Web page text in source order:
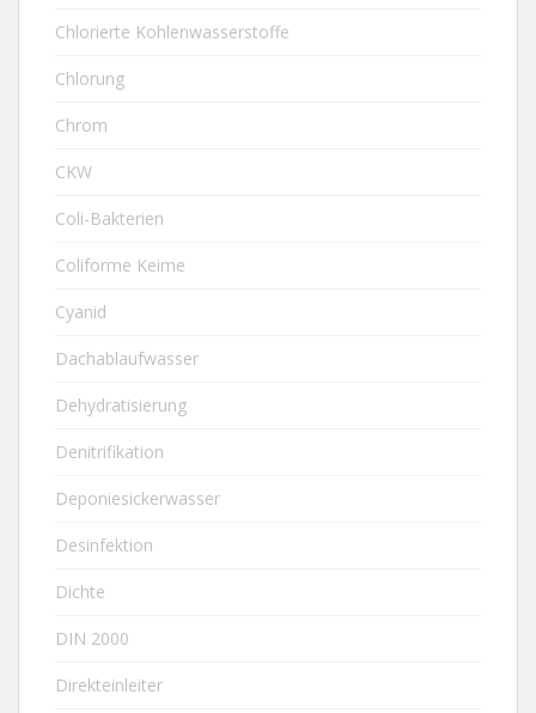
Chlorierte Kohlenwasserstoffe
Chlorung
Chrom
CKW
Coli-Bakterien
Coliforme Keime
Cyanid
Dachablaufwasser
Dehydratisierung
Denitrifikation
Deponiesickerwasser
Desinfektion
Dichte
DIN 2000
Direkteinleiter